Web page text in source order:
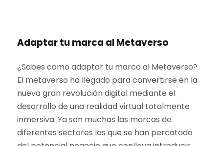
Adaptar tu marca al Metaverso
¿Sabes como adaptar tu marca al Metaverso?
El metaverso ha llegado para convertirse en la
nueva gran revolución digital mediante el
desarrollo de una realidad virtual totalmente
inmersiva. Ya son muchas las marcas de
diferentes sectores las que se han percatado